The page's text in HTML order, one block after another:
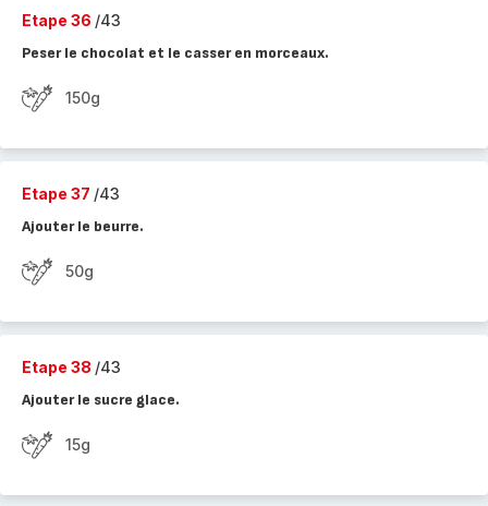
Etape 36 /43
Peser le chocolat et le casser en morceaux.
150g
Etape 37 /43
Ajouter le beurre.
50g
Etape 38 /43
Ajouter le sucre glace.
15g